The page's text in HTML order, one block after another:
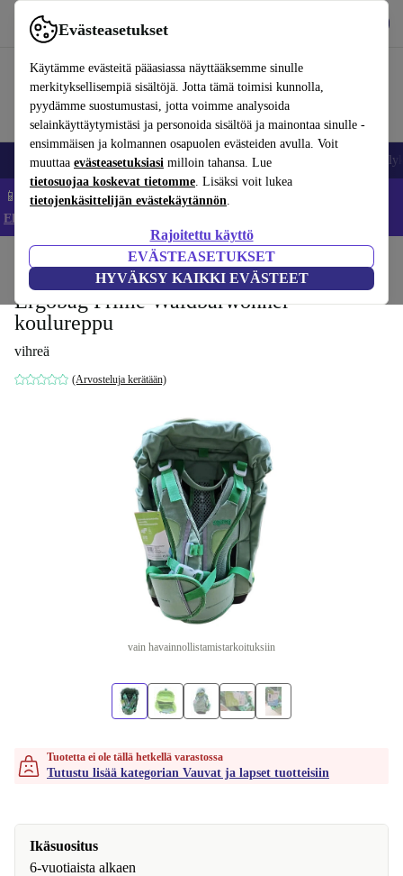
Evästeasetukset
Käytämme evästeitä pääasiassa näyttääksemme sinulle
merkityksellisempiä sisältöjä. Jotta tämä toimisi kunnolla,
pyydämme suostumustasi, jotta voimme analysoida
selainkäyttäytymistäsi ja personoida sisältöä ja mainontaa sinulle -
ensimmäisen ja kolmannen osapuolen evästeiden avulla. Voit
muuttaa evästeasetuksiasi milloin tahansa. Lue
tietosuojaa koskevat tietomme. Lisäksi voit lukea
tietojenkäsittelijän evästekäytännön.
Rajoitettu käyttö
EVÄSTEASETUKSET
HYVÄKSY KAIKKI EVÄSTEET
Käytä refurbed-palvelua nopeasti ja helposti
Matkapuhelimet ja älypuhelimet Kannettavat tietokoneet
📱 Säästä 5 % LISÄÄ iPhoneista – Koodi: IPHONEDEAL –
Ehdot ja säännöt
Ergobag Prime Waldbärwohner
koulureppu
vihreä
(Arvosteluja kerätään)
vain havainnollistamistarkoituksiin
Tuotetta ei ole tällä hetkellä varastossa
Tutustu lisää kategorian Vauvat ja lapset tuotteisiin
Ikäsuositus
6-vuotiaista alkaen